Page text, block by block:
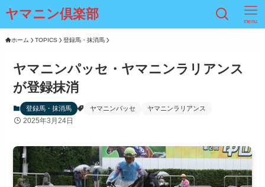
ヤマニン倶楽部 menu
ホーム TOPICS 登録馬・抹消馬
ヤマニンパッセ・ヤマニンラリアンス
が登録抹消
登録馬・抹消馬 ヤマニンパッセ ヤマニンラリアンス
2025年3月24日